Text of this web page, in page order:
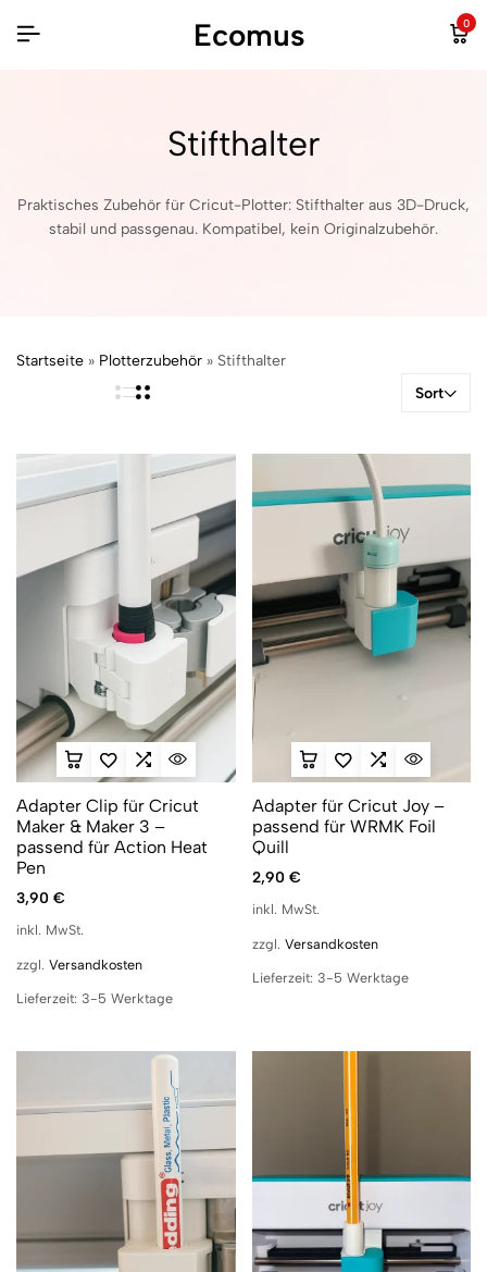
Ecomus 0
Stifthalter
Praktisches Zubehör für Cricut-Plotter: Stifthalter aus 3D-Druck,
stabil und passgenau. Kompatibel, kein Originalzubehör.
Startseite » Plotterzubehör » Stifthalter
Sort
Adapter Clip für Cricut
Maker & Maker 3 –
passend für Action Heat
Pen
3,90 €
inkl. MwSt.
zzgl. Versandkosten
Lieferzeit: 3-5 Werktage
Adapter für Cricut Joy –
passend für WRMK Foil
Quill
2,90 €
inkl. MwSt.
zzgl. Versandkosten
Lieferzeit: 3-5 Werktage